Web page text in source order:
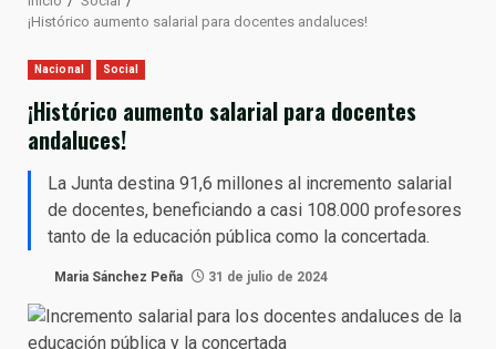
¡Histórico aumento salarial para docentes andaluces!
Nacional Social
¡Histórico aumento salarial para docentes
andaluces!
La Junta destina 91,6 millones al incremento salarial
de docentes, beneficiando a casi 108.000 profesores
tanto de la educación pública como la concertada.
Maria Sánchez Peña 31 de julio de 2024